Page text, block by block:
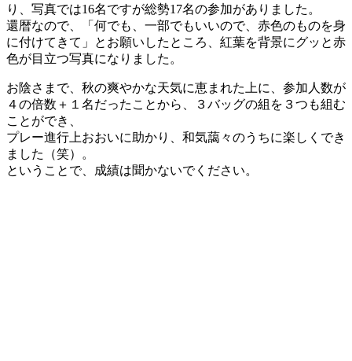
り、写真では16名ですが総勢17名の参加がありました。
還暦なので、「何でも、一部でもいいので、赤色のものを身
に付けてきて」とお願いしたところ、紅葉を背景にグッと赤
色が目立つ写真になりました。
お陰さまで、秋の爽やかな天気に恵まれた上に、参加人数が
４の倍数＋１名だったことから、３バッグの組を３つも組む
ことができ、
プレー進行上おおいに助かり、和気藹々のうちに楽しくでき
ました（笑）。
ということで、成績は聞かないでください。